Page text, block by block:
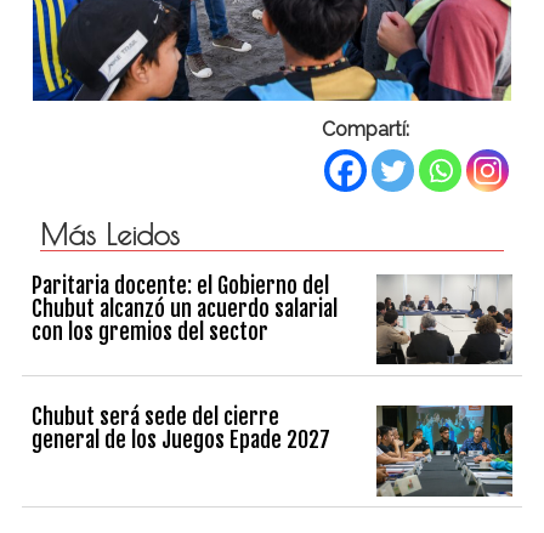
Compartí:
Más Leidos
Paritaria docente: el Gobierno del
Chubut alcanzó un acuerdo salarial
con los gremios del sector
Chubut será sede del cierre
general de los Juegos Epade 2027